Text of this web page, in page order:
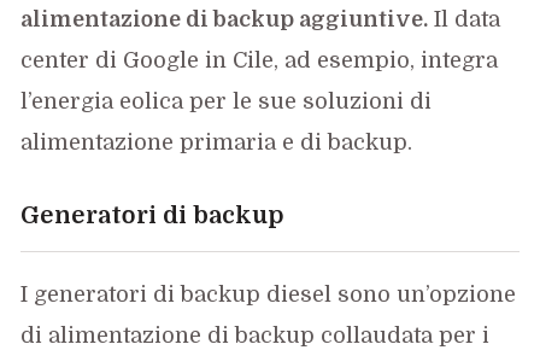
alimentazione di backup aggiuntive. Il data
center di Google in Cile, ad esempio, integra
l’energia eolica per le sue soluzioni di
alimentazione primaria e di backup.
Generatori di backup
I generatori di backup diesel sono un’opzione
di alimentazione di backup collaudata per i